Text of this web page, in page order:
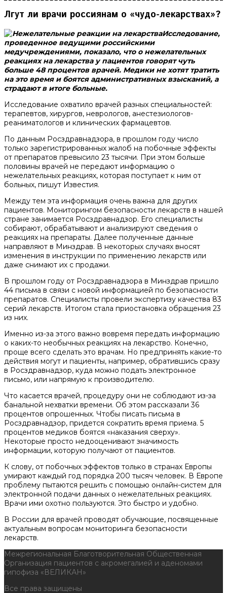
Лгут ли врачи россиянам о «чудо-лекарствах»?
Исследование,
проведенное ведущими российскими
медучреждениями, показало, что о нежелательных
реакциях на лекарства у пациентов говорят чуть
больше 48 процентов врачей. Медики не хотят тратить
на это время и боятся административных взысканий, а
страдают в итоге больные.
Исследование охватило врачей разных специальностей:
терапевтов, хирургов, неврологов, анестезиологов-
реаниматологов и клинических фармацевтов.
По данным Росздравнадзора, в прошлом году число
только зарегистрированных жалоб на побочные эффекты
от препаратов превысило 23 тысячи. При этом больше
половины врачей не передают информацию о
нежелательных реакциях, которая поступает к ним от
больных, пишут Известия.
Между тем эта информация очень важна для других
пациентов. Мониторингом безопасности лекарств в нашей
стране занимается Росздравнадзор. Его специалисты
собирают, обрабатывают и анализируют сведения о
реакциях на препараты. Далее полученные данные
направляют в Минздрав. В некоторых случаях вносят
изменения в инструкции по применению лекарств или
даже снимают их с продажи.
В прошлом году от Росздравнадзора в Минздрав пришло
44 письма в связи с новой информацией по безопасности
препаратов. Специалисты провели экспертизу качества 83
серий лекарств. Итогом стала приостановка обращения 23
из них.
Именно из-за этого важно вовремя передать информацию
о каких-то необычных реакциях на лекарство. Конечно,
проще всего сделать это врачам. Но предпринять какие-то
действия могут и пациенты, например, обратившись сразу
в Росздравнадзор, куда можно подать электронное
письмо, или напрямую к производителю.
Что касается врачей, процедуру они не соблюдают из-за
банальной нехватки времени. Об этом рассказали 36
процентов опрошенных. Чтобы писать письма в
Росздравнадзор, придется сократить время приема. 5
процентов медиков боятся «наказания сверху».
Некоторые просто недооценивают значимость
информации, которую получают от пациентов.
К слову, от побочных эффектов только в странах Европы
умирают каждый год порядка 200 тысяч человек. В Европе
проблему пытаются решить с помощью онлайн-систем для
электронной подачи данных о нежелательных реакциях.
Врачи ими охотно пользуются. Это быстро и удобно.
В России для врачей проводят обучающие, посвященные
актуальным вопросам мониторинга безопасности
лекарств.
Межрегиональная Благотворительная Общественная
Организация пациентов с акромегалией и аденомами
гипофиза «ВЕЛИКАН»
Все права защищены